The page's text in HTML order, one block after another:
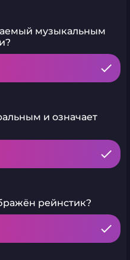
музыкальным
и означает
рейнстик?